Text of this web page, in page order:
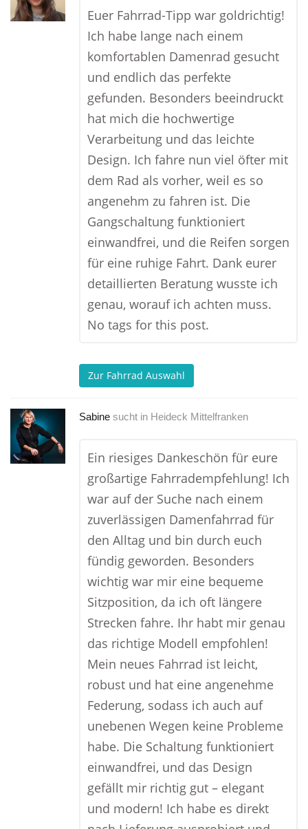
Euer Fahrrad-Tipp war goldrichtig!
Ich habe lange nach einem
komfortablen Damenrad gesucht
und endlich das perfekte
gefunden. Besonders beeindruckt
hat mich die hochwertige
Verarbeitung und das leichte
Design. Ich fahre nun viel öfter mit
dem Rad als vorher, weil es so
angenehm zu fahren ist. Die
Gangschaltung funktioniert
einwandfrei, und die Reifen sorgen
für eine ruhige Fahrt. Dank eurer
detaillierten Beratung wusste ich
genau, worauf ich achten muss.
No tags for this post.
Zur Fahrrad Auswahl
Sabine sucht in Heideck Mittelfranken
Ein riesiges Dankeschön für eure
großartige Fahrradempfehlung! Ich
war auf der Suche nach einem
zuverlässigen Damenfahrrad für
den Alltag und bin durch euch
fündig geworden. Besonders
wichtig war mir eine bequeme
Sitzposition, da ich oft längere
Strecken fahre. Ihr habt mir genau
das richtige Modell empfohlen!
Mein neues Fahrrad ist leicht,
robust und hat eine angenehme
Federung, sodass ich auch auf
unebenen Wegen keine Probleme
habe. Die Schaltung funktioniert
einwandfrei, und das Design
gefällt mir richtig gut – elegant
und modern! Ich habe es direkt